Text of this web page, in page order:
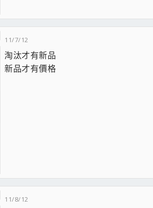
11/7/12
淘汰才有新品
新品才有價格
11/8/12